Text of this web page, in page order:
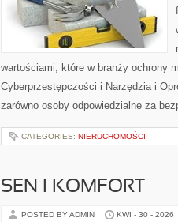
wartościami, które w branży ochrony
Cyberprzestępczości i Narzędzia i
zarówno osoby odpowiedzialne za
CATEGORIES: NIERUCHOMOŚCI
SEN I KOMFORT
POSTED BY ADMIN KWI - 30 - 2026